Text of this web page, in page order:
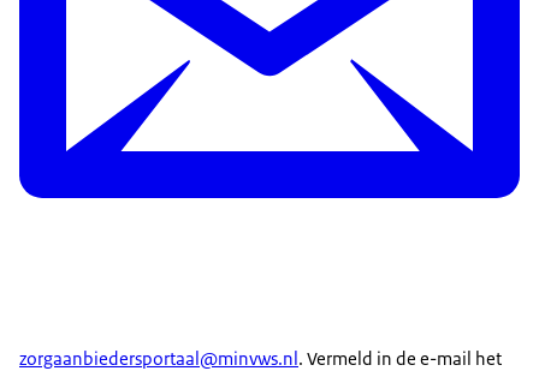
zorgaanbiedersportaal@minvws.nl . Vermeld in de e-mail het